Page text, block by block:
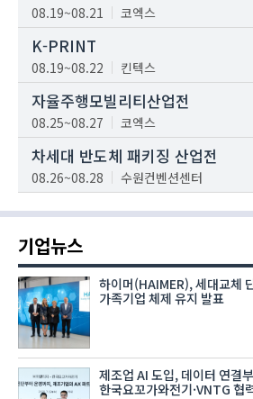
08.19~08.21 코엑스
K-PRINT
08.19~08.22 킨텍스
자율주행모빌리티산업전
08.25~08.27 코엑스
차세대 반도체 패키징 산업전
08.26~08.28 수원컨벤션센터
기업뉴스
하이머(HAIMER), 세대교체
가족기업 체제 유지 발표
제조업 AI 도입, 데이터 연결
한국요꼬가와전기·VNTG 협